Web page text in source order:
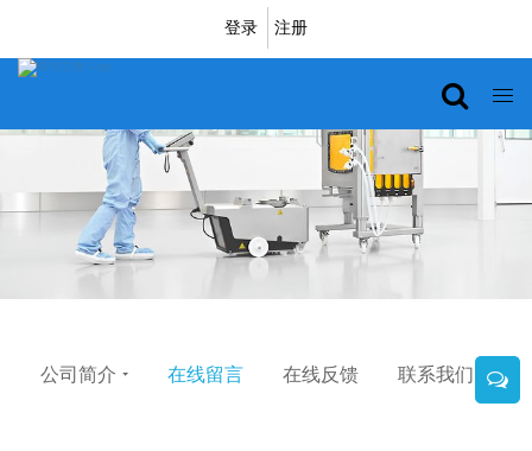
登录 注册
公司简介 在线留言 在线反馈 联系我们